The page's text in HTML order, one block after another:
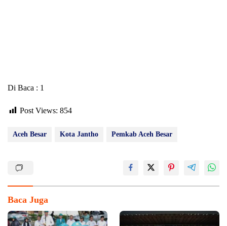
Di Baca : 1
Post Views: 854
Aceh Besar Kota Jantho Pemkab Aceh Besar
Baca Juga